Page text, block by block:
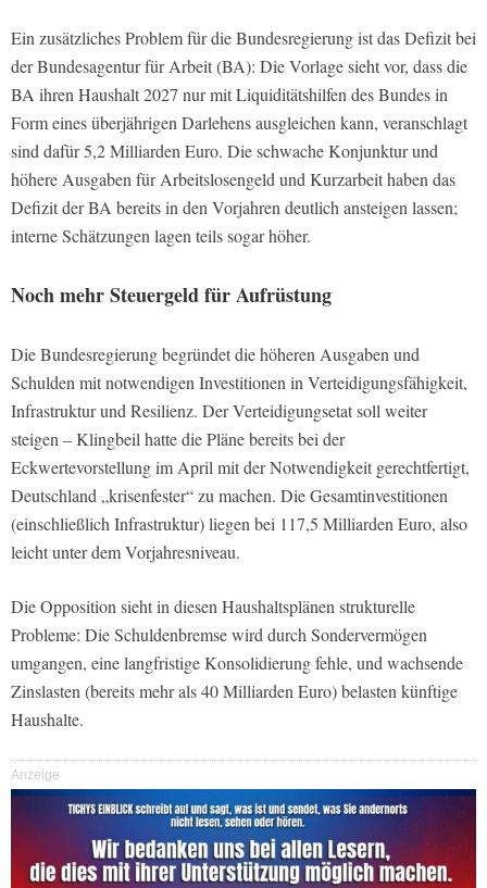
Ein zusätzliches Problem für die Bundesregierung ist das Defizit bei
der Bundesagentur für Arbeit (BA): Die Vorlage sieht vor, dass die
BA ihren Haushalt 2027 nur mit Liquiditätshilfen des Bundes in
Form eines überjährigen Darlehens ausgleichen kann, veranschlagt
sind dafür 5,2 Milliarden Euro. Die schwache Konjunktur und
höhere Ausgaben für Arbeitslosengeld und Kurzarbeit haben das
Defizit der BA bereits in den Vorjahren deutlich ansteigen lassen;
interne Schätzungen lagen teils sogar höher.
Noch mehr Steuergeld für Aufrüstung
Die Bundesregierung begründet die höheren Ausgaben und
Schulden mit notwendigen Investitionen in Verteidigungsfähigkeit,
Infrastruktur und Resilienz. Der Verteidigungsetat soll weiter
steigen – Klingbeil hatte die Pläne bereits bei der
Eckwertevorstellung im April mit der Notwendigkeit gerechtfertigt,
Deutschland „krisenfester“ zu machen. Die Gesamtinvestitionen
(einschließlich Infrastruktur) liegen bei 117,5 Milliarden Euro, also
leicht unter dem Vorjahresniveau.
Die Opposition sieht in diesen Haushaltsplänen strukturelle
Probleme: Die Schuldenbremse wird durch Sondervermögen
umgangen, eine langfristige Konsolidierung fehle, und wachsende
Zinslasten (bereits mehr als 40 Milliarden Euro) belasten künftige
Haushalte.
Anzeige